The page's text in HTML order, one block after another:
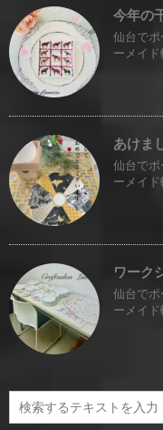
今年の
仙台で
ーメイ
あけま
仙台で
ーメイ
ワーク
仙台で
ーメイ